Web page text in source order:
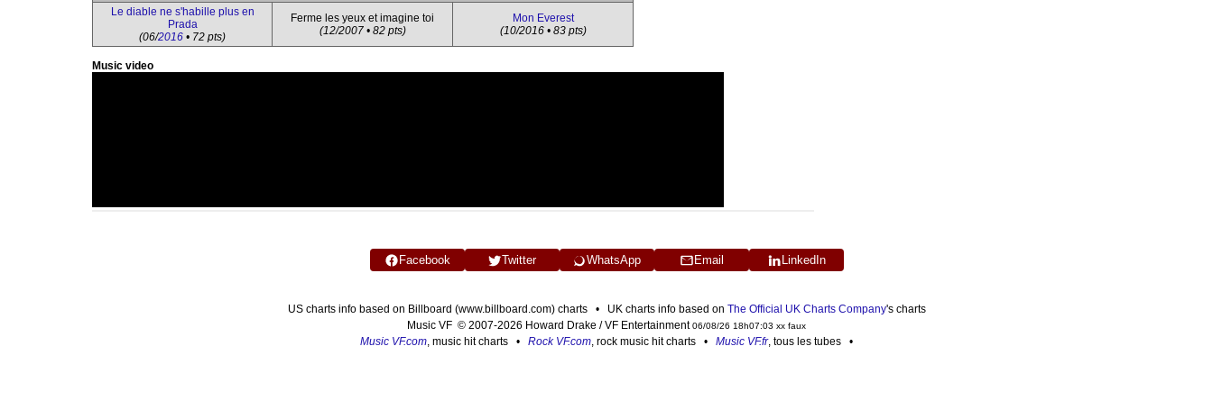
Le diable ne s'habille plus en
Prada
(06/2016 • 72 pts)
Ferme les yeux et imagine toi
(12/2007 • 82 pts)
Mon Everest
(10/2016 • 83 pts)
Music video
Facebook Twitter WhatsApp Email LinkedIn
US charts info based on Billboard (www.billboard.com) charts • UK charts info based on The Official UK Charts Company's charts
Music VF © 2007-2026 Howard Drake / VF Entertainment06/08/26 18h07:03 xx faux
Music VF.com, music hit charts • Rock VF.com, rock music hit charts • Music VF.fr, tous les tubes •